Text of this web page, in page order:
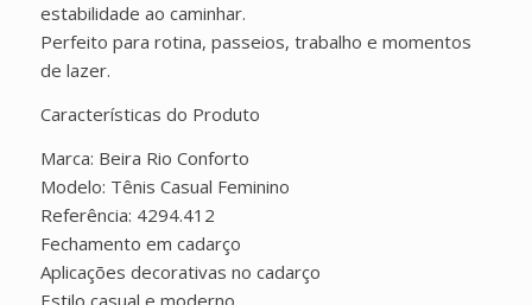
estabilidade ao caminhar.
Perfeito para rotina, passeios, trabalho e momentos
de lazer.
Características do Produto
Marca: Beira Rio Conforto
Modelo: Tênis Casual Feminino
Referência: 4294.412
Fechamento em cadarço
Aplicações decorativas no cadarço
Estilo casual e moderno